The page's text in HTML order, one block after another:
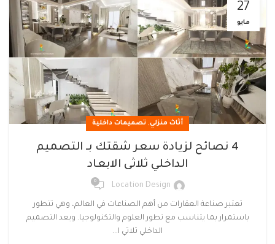
27
مايو
أثاث منزلي, تصميمات داخلية
4 نصائح لزيادة سعر شقتك بـ التصميم
الداخلي ثلاثى الابعاد
Location Design
0
تعتبر صناعة العقارات من أهم الصناعات في العالم، وهي تتطور
باستمرار بما يتناسب مع تطور العلوم والتكنولوجيا. ويعد التصميم
الداخلي ثلاثي ا...